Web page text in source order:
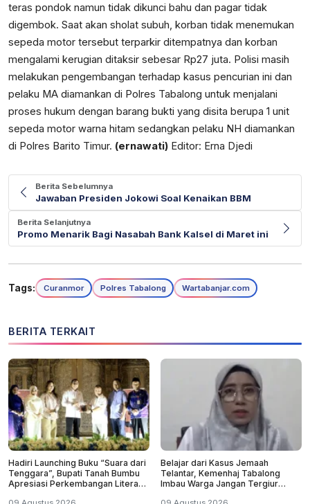
teras pondok namun tidak dikunci bahu dan pagar tidak
digembok. Saat akan sholat subuh, korban tidak menemukan
sepeda motor tersebut terparkir ditempatnya dan korban
mengalami kerugian ditaksir sebesar Rp27 juta. Polisi masih
melakukan pengembangan terhadap kasus pencurian ini dan
pelaku MA diamankan di Polres Tabalong untuk menjalani
proses hukum dengan barang bukti yang disita berupa 1 unit
sepeda motor warna hitam sedangkan pelaku NH diamankan
di Polres Barito Timur. (ernawati) Editor: Erna Djedi
Berita Sebelumnya
Jawaban Presiden Jokowi Soal Kenaikan BBM
Berita Selanjutnya
Promo Menarik Bagi Nasabah Bank Kalsel di Maret ini
Tags: Curanmor Polres Tabalong Wartabanjar.com
BERITA TERKAIT
Hadiri Launching Buku “Suara dari
Tenggara”, Bupati Tanah Bumbu
Apresiasi Perkembangan Literasi
Belajar dari Kasus Jemaah
Telantar, Kemenhaj Tabalong
Imbau Warga Jangan Tergiur